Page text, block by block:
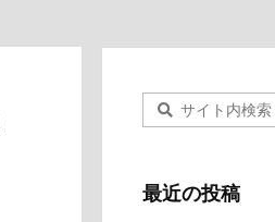
最近の投稿